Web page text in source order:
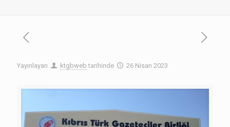
Yayınlayan ktgbweb tarihinde 26 Nisan 2023